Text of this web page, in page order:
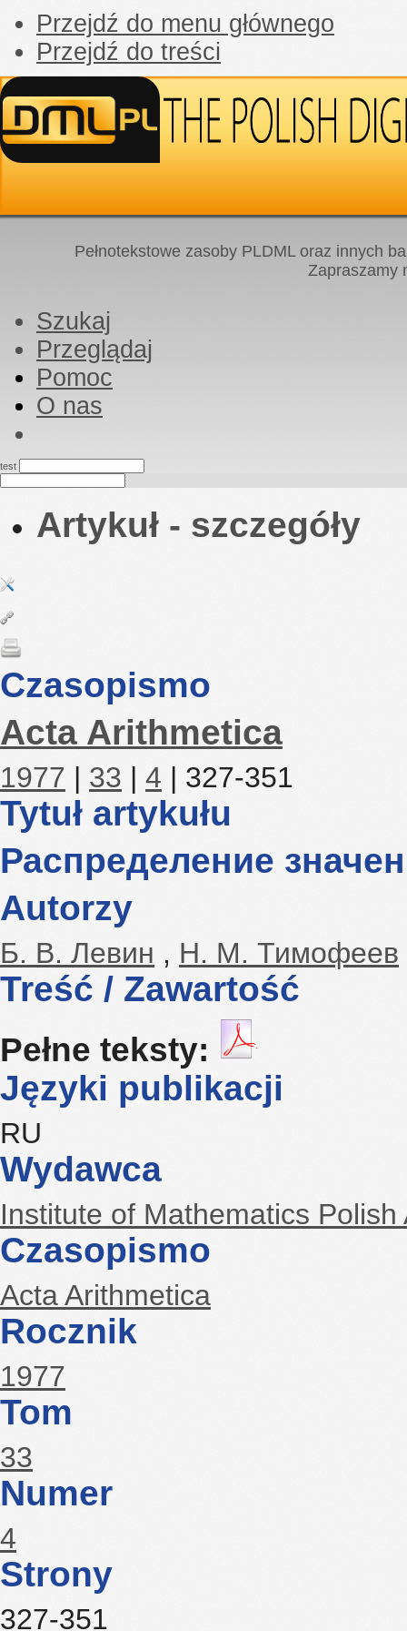
Przejdź do menu głównego
Przejdź do treści
Pełnotekstowe zasoby PLDML oraz innych
Zapraszamy
Szukaj
Przeglądaj
Pomoc
O nas
test
Artykuł - szczegóły
Czasopismo
Acta Arithmetica
1977 | 33 | 4 | 327-351
Tytuł artykułu
Распределение
Autorzy
Б. В. Левин , Н. М. Тимофеев
Treść / Zawartość
Pełne teksty:
Języki publikacji
RU
Wydawca
Institute of Mathematics
Czasopismo
Acta Arithmetica
Rocznik
1977
Tom
33
Numer
4
Strony
327-351